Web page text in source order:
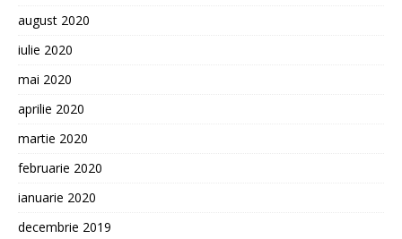
august 2020
iulie 2020
mai 2020
aprilie 2020
martie 2020
februarie 2020
ianuarie 2020
decembrie 2019